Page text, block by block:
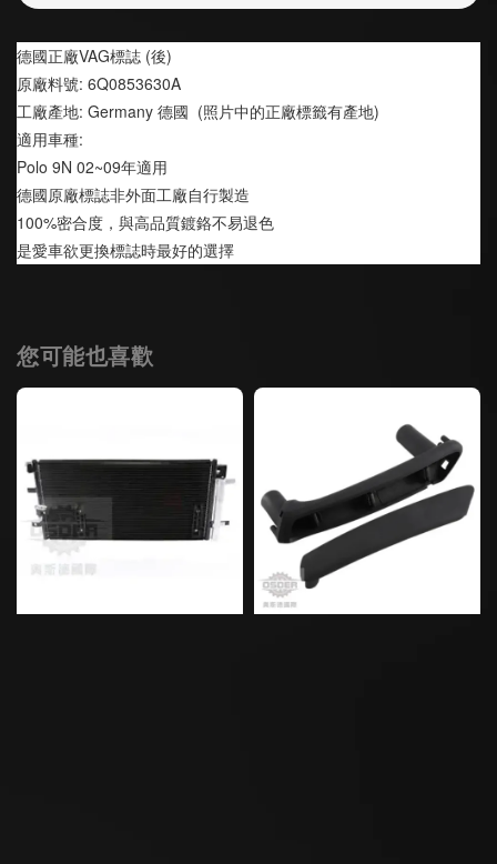
德國正廠VAG標誌 (後)
原廠料號: 6Q0853630A
工廠產地: Germany 德國  (照片中的正廠標籤有產地)
適用車種:
Polo 9N 02~09年適用
德國原廠標誌非外面工廠自行製造
100%密合度，與高品質鍍鉻不易退色
是愛車欲更換標誌時最好的選擇
您可能也喜歡